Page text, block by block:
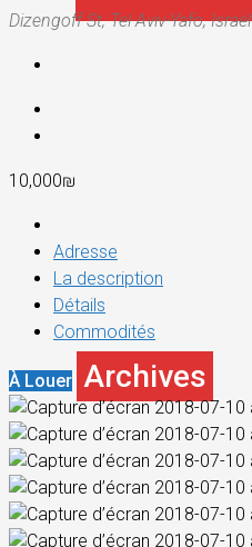
Dizengoff St, Tel Aviv-Yafo, Israël
10,000₪
Adresse
La description
Détails
Commodités
À Louer Archives